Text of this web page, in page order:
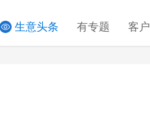
生意头条 有专题 客户